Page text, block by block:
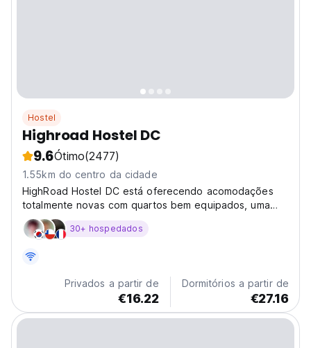
Hostel
Highroad Hostel DC
9.6Ótimo(2477)
1.55km do centro da cidade
HighRoad Hostel DC está oferecendo acomodações
totalmente novas com quartos bem equipados, uma
aconchegante área comum com lareira, uma grande
cozinha luxuosa para hóspedes, todos localizados nos
30+ hospedados
Privados a partir de
€16.22
Dormitórios a partir de
€27.16